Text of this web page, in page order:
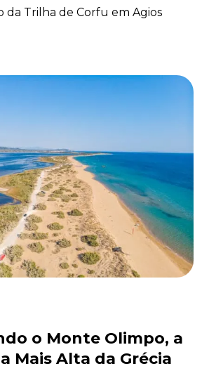
da Trilha de Corfu em Agios
o Monte Olimpo, a
Mais Alta da Grécia